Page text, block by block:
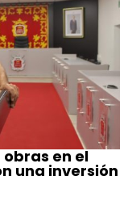
en el
una inversión